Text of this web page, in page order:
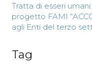
Tratta di esseri
progetto FAMI
agli Enti del terzo
Tag